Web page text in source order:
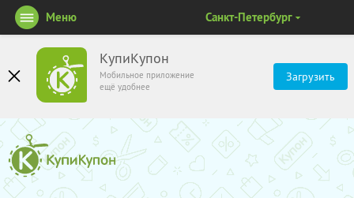
КупиКупон
Мобильное приложение
ещё удобнее
Загрузить
Меню Санкт-Петербург